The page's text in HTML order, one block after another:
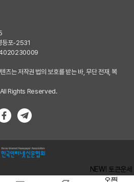
NEW! 토큰운세
오픈!
등포-2531
는 저작권 법의 보호를 받는 바, 무단 전재, 복
Rights Reserved.